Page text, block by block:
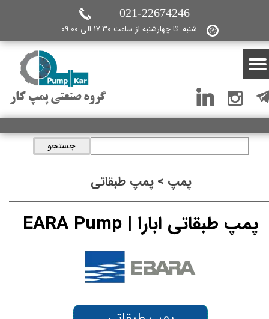
گروه صنعتی پمپ کار
شنبه تا چهارشنبه از ساعت 17:30 الی 09:00
021-22674246
جستجو
پمپ > پمپ طبقاتی
پمپ طبقاتی ابارا | EARA Pump